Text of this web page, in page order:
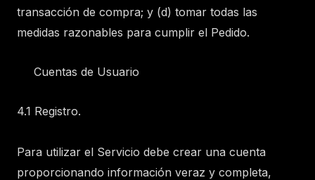
transacción de compra; y (d) tomar todas las
medidas razonables para cumplir el Pedido.
Cuentas de Usuario
4.1 Registro.
Para utilizar el Servicio debe crear una cuenta
proporcionando información veraz y completa,